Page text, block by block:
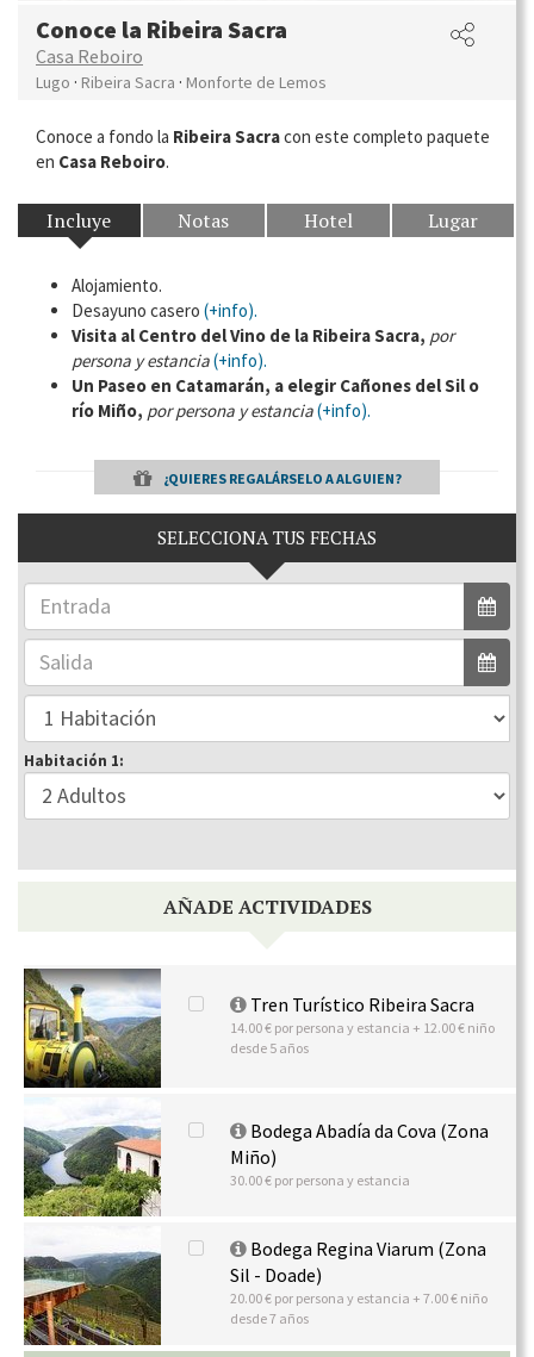
Conoce la Ribeira Sacra
Casa Reboiro
Lugo · Ribeira Sacra · Monforte de Lemos
Conoce a fondo la Ribeira Sacracon este completo paquete
en Casa Reboiro.
Incluye Notas Hotel Lugar
Alojamiento.
Desayuno casero (+info).
Visita al Centro del Vino de la Ribeira Sacra, por
persona y estancia(+info).
Un Paseo en Catamarán, a elegir Cañones del Sil o
río Miño, por persona y estancia(+info).
¿QUIERES REGALÁRSELO A ALGUIEN?
SELECCIONA TUS FECHAS
Habitación 1:
AÑADE ACTIVIDADES
Tren Turístico Ribeira Sacra
14.00 € por persona y estancia + 12.00 € niño
desde 5 años
Bodega Abadía da Cova (Zona
Miño)
30.00 € por persona y estancia
Bodega Regina Viarum (Zona
Sil - Doade)
20.00 € por persona y estancia + 7.00 € niño
desde 7 años